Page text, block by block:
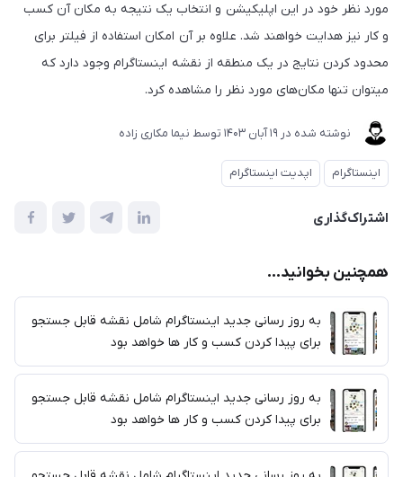
مورد نظر خود در این اپلیکیشن و انتخاب یک نتیجه به مکان آن کسب
و کار نیز هدایت خواهند شد. علاوه بر آن امکان استفاده از فیلتر برای
محدود کردن نتایج در یک منطقه از نقشه اینستاگرام وجود دارد که
میتوان تنها مکان‌های مورد نظر را مشاهده کرد.
نوشته شده در 19 آبان 1403 توسط نیما مکاری زاده
اینستاگرام اپدیت اینستاگرام
اشتراک‌گذاری
همچنین بخوانید...
به روز رسانی جدید اینستاگرام شامل نقشه قابل جستجو
برای پیدا کردن کسب و کار ها خواهد بود
به روز رسانی جدید اینستاگرام شامل نقشه قابل جستجو
برای پیدا کردن کسب و کار ها خواهد بود